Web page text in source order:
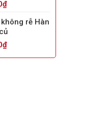
₫
rễ Hàn
₫